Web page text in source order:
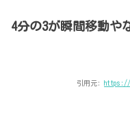
4分の3が瞬間移動や
引用元: https://